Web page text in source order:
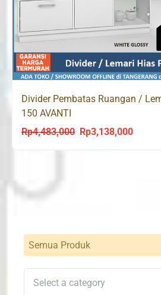
Divider Pembatas Ruangan /
150 AVANTI
Rp4,483,000
Original
Rp3,138,000Current
Semua Produk